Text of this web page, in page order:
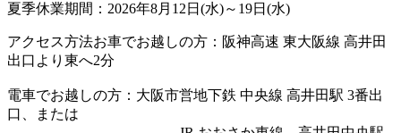
夏季休業期間：2026年8月12日(水)～19日(水)
アクセス方法お車でお越しの方：阪神高速 東大阪線 高井田
出口より東へ2分
電車でお越しの方：大阪市営地下鉄 中央線 高井田駅 3番出
口、または